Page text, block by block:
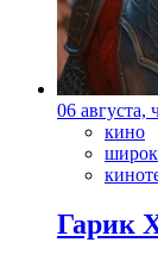
06 августа,
кино
Гарик